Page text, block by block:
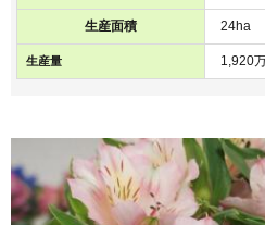
生産面積 24ha
生産量 1,920